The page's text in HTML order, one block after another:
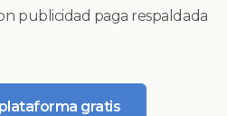
publicidad paga respaldada
gratis